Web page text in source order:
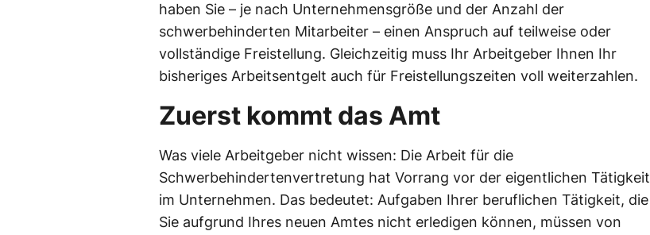
haben Sie – je nach Unternehmensgröße und der Anzahl der
schwerbehinderten Mitarbeiter – einen Anspruch auf teilweise oder
vollständige Freistellung. Gleichzeitig muss Ihr Arbeitgeber Ihnen Ihr
bisheriges Arbeitsentgelt auch für Freistellungszeiten voll weiterzahlen.
Zuerst kommt das Amt
Was viele Arbeitgeber nicht wissen: Die Arbeit für die
Schwerbehindertenvertretung hat Vorrang vor der eigentlichen Tätigkeit
im Unternehmen. Das bedeutet: Aufgaben Ihrer beruflichen Tätigkeit, die
Sie aufgrund Ihres neuen Amtes nicht erledigen können, müssen von